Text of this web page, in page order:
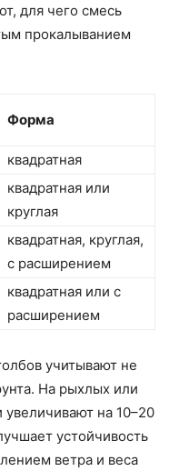
для чего смесь
прокалыванием
Форма
квадратная
квадратная или
круглая
квадратная, круглая,
с расширением
квадратная или с
расширением
учитывают не
На рыхлых или
увеличивают на 10–20
устойчивость
ветра и веса